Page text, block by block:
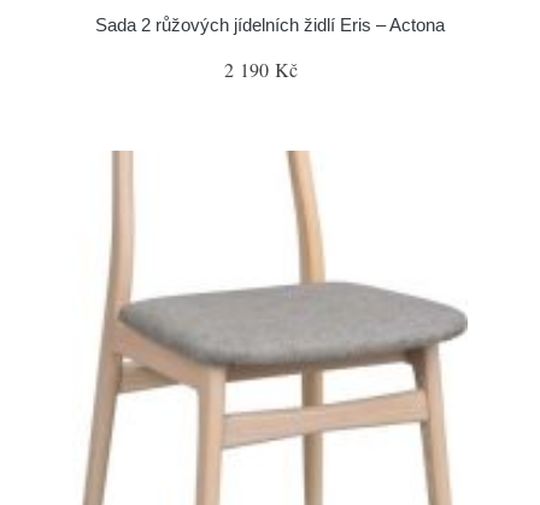
Sada 2 růžových jídelních židlí Eris – Actona
2 190 Kč